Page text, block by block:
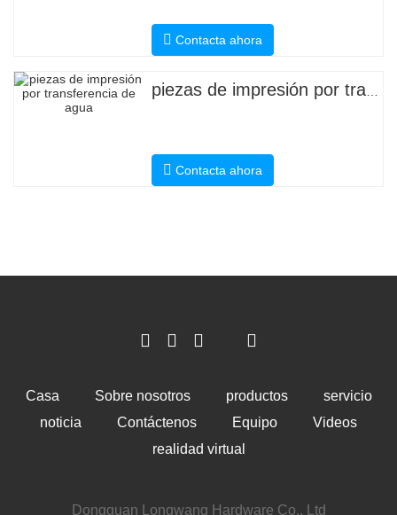
Contacta ahora
Contacta ahora
Casa Sobre nosotros productos
servicio
noticia
Contáctenos Equipo
Videos
realidad virtual
Dongguan Longwang Hardware Co., Ltd